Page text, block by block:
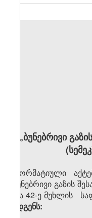
„ბუნებრივი
„ნორმატიული
ბუნებრივი გაზის
და 42-ე მუხლის
ადგენს: